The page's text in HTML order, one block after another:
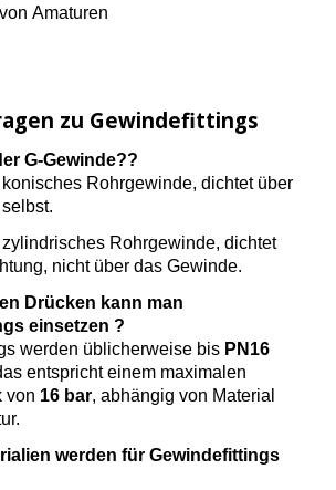
Amaturen
zu Gewindefittings
G‑Gewinde??
konisches Rohrgewinde, dichtet über
zylindrisches Rohrgewinde, dichtet
nicht über das Gewinde.
Drücken kann man
einsetzen ?
werden üblicherweise bis PN16
entspricht einem maximalen
von 16 bar, abhängig von Material
werden für Gewindefittings